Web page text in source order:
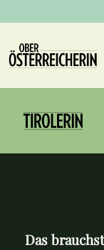
Das